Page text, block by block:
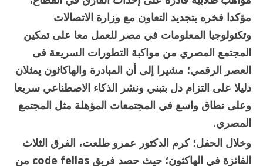
مؤكدا فخره بتجديد التعاون مع وزارة الاتصالات
وتكنولوجيا المعلومات في مصر للعمل معا على تمكين
المجتمع المصري من مواكبة التطورات السريعة فى
العصر الرقمي؛ مشيرا إلى أن المبادرة والهاكاثون يمثلان
دليلا على التزام دل بتبني ونشر الذكاء الاصطناعي سريعا
وعلى نطاق واسع في المجتمعات المؤهلة مثل المجتمع
المصري.
وخلال الحفل؛ كرم الدكتور عمرو طلعت، الفرق الثلاث
الفائزة في الهاكثون؛ حيث حصد فريق code fellas من